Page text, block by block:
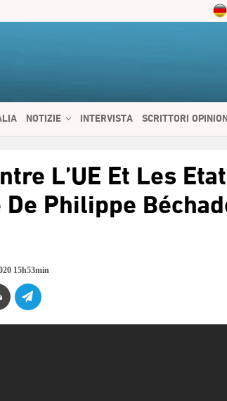
NOTIZIE INTERVISTA SCRITTORI
L’UE Et Les
Philippe
15h53min